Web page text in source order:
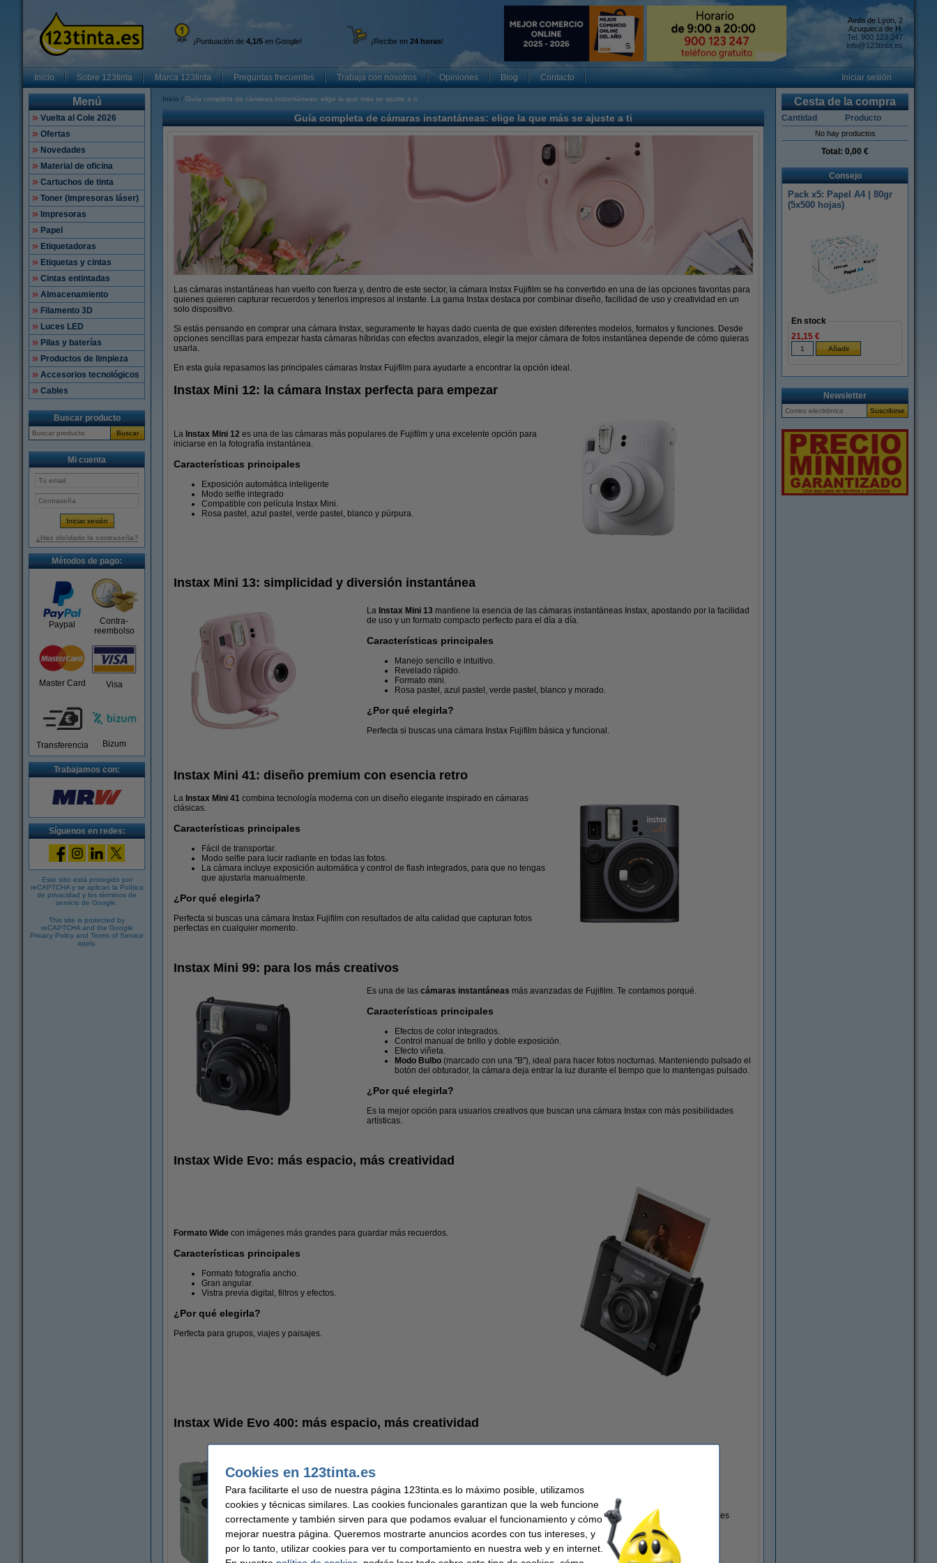
¡Puntuación de 4,1/5 en Google! ¡Recibe en 24 horas!
Avda de Lyon, 2
Azuqueca de H.
Tel: 900 123 247
info@123tinta.es
Inicio Sobre 123tinta Marca 123tinta Preguntas frecuentes Trabaja con nosotros Opiniones Blog Contacto Iniciar sesión
Menú
Vuelta al Cole 2026
Ofertas
Novedades
Material de oficina
Cartuchos de tinta
Toner (impresoras láser)
Impresoras
Papel
Etiquetadoras
Etiquetas y cintas
Cintas entintadas
Almacenamiento
Filamento 3D
Luces LED
Pilas y baterías
Productos de limpieza
Accesorios tecnológicos
Cables
Buscar producto
Buscar
Mi cuenta
¿Has olvidado la contraseña?
Métodos de pago:
Paypal
Contra-
reembolso
Master Card Visa
Transferencia Bizum
Trabajamos con:
Síguenos en redes:
Este sitio está protegido por
reCAPTCHA y se aplican la Política
de privacidad y los términos de
servicio de Google
This site is protected by
reCAPTCHA and the Google
Privacy Policy and Terms of Service
apply.
Inicio Guía completa de cámaras instantáneas: elige la que más se ajuste a ti
Guía completa de cámaras instantáneas: elige la que más se ajuste a ti
Las cámaras instantáneas han vuelto con fuerza y, dentro de este sector, la cámara Instax Fujifilm se ha convertido en una de las opciones favoritas para
quienes quieren capturar recuerdos y tenerlos impresos al instante. La gama Instax destaca por combinar diseño, facilidad de uso y creatividad en un
solo dispositivo.
Si estás pensando en comprar una cámara Instax, seguramente te hayas dado cuenta de que existen diferentes modelos, formatos y funciones. Desde
opciones sencillas para empezar hasta cámaras híbridas con efectos avanzados, elegir la mejor cámara de fotos instantánea depende de cómo quieras
usarla.
En esta guía repasamos las principales cámaras Instax Fujifilm para ayudarte a encontrar la opción ideal.
Instax Mini 12: la cámara Instax perfecta para empezar
La Instax Mini 12 es una de las cámaras más populares de Fujifilm y una excelente opción para
iniciarse en la fotografía instantánea.
Características principales
Exposición automática inteligente
Modo selfie integrado
Compatible con película Instax Mini.
Rosa pastel, azul pastel, verde pastel, blanco y púrpura.
Instax Mini 13: simplicidad y diversión instantánea
La Instax Mini 13 mantiene la esencia de las cámaras instantáneas Instax, apostando por la facilidad
de uso y un formato compacto perfecto para el día a día.
Características principales
Manejo sencillo e intuitivo.
Revelado rápido.
Formato mini.
Rosa pastel, azul pastel, verde pastel, blanco y morado.
¿Por qué elegirla?
Perfecta si buscas una cámara Instax Fujifilm básica y funcional.
Instax Mini 41: diseño premium con esencia retro
La Instax Mini 41 combina tecnología moderna con un diseño elegante inspirado en cámaras
clásicas.
Características principales
Fácil de transportar.
Modo selfie para lucir radiante en todas las fotos.
La cámara incluye exposición automática y control de flash integrados, para que no tengas
que ajustarla manualmente.
¿Por qué elegirla?
Perfecta si buscas una cámara Instax Fujifilm con resultados de alta calidad que capturan fotos
perfectas en cualquier momento.
Instax Mini 99: para los más creativos
Es una de las cámaras instantáneas más avanzadas de Fujifilm. Te contamos porqué.
Características principales
Efectos de color integrados.
Control manual de brillo y doble exposición.
Efecto viñeta.
Modo Bulbo (marcado con una "B"), ideal para hacer fotos nocturnas. Manteniendo pulsado el
botón del obturador, la cámara deja entrar la luz durante el tiempo que lo mantengas pulsado.
¿Por qué elegirla?
Es la mejor opción para usuarios creativos que buscan una cámara Instax con más posibilidades
artísticas.
Instax Wide Evo: más espacio, más creatividad
Formato Wide con imágenes más grandes para guardar más recuerdos.
Características principales
Formato fotografía ancho.
Gran angular.
Vistra previa digital, filtros y efectos.
¿Por qué elegirla?
Perfecta para grupos, viajes y paisajes.
Instax Wide Evo 400: más espacio, más creatividad
Características principales
Formato square.
Exposición automática.
Cuenta con fotos en primer plano y con temporizador, con un simple giro del dial puedes
seleccionar intervalos de cuatro, seis, ocho o diez segundos.
¿Por qué elegirla?
Cesta de la compra
Cantidad Producto
No hay productos
Total: 0,00 €
Consejo
Pack x5: Papel A4 | 80gr
(5x500 hojas)
En stock
21,15 €
Newsletter
Cookies en 123tinta.es
Para facilitarte el uso de nuestra página 123tinta.es lo máximo posible, utilizamos
cookies y técnicas similares. Las cookies funcionales garantizan que la web funcione
correctamente y también sirven para que podamos evaluar el funcionamiento y cómo
mejorar nuestra página. Queremos mostrarte anuncios acordes con tus intereses, y
por lo tanto, utilizar cookies para ver tu comportamiento en nuestra web y en internet.